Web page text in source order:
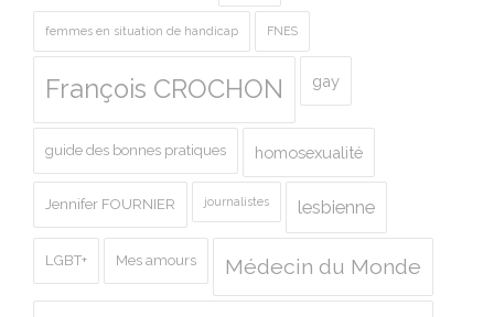
femmes en situation de handicap FNES
François CROCHON gay
guide des bonnes pratiques homosexualité
Jennifer FOURNIER journalistes lesbienne
LGBT+ Mes amours Médecin du Monde